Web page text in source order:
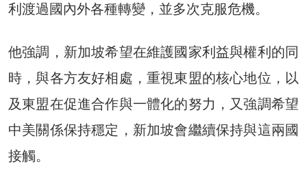
利渡過國內外各種轉變，並多次克服危機。
他強調，新加坡希望在維護國家利益與權利的同
時，與各方友好相處，重視東盟的核心地位，以
及東盟在促進合作與一體化的努力，又強調希望
中美關係保持穩定，新加坡會繼續保持與這兩國
接觸。